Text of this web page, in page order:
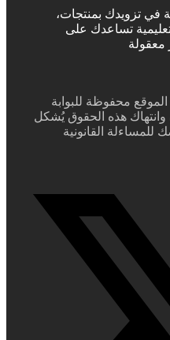
في تزويدك بمنتجات،
تساعدك على
معقولة
محفوظة للبوابة
وانتهاك هذه الحقوق يُشكل
القانونية